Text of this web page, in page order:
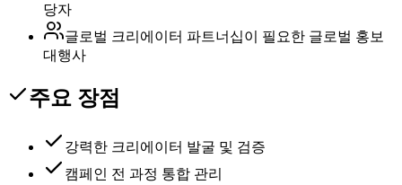
당자
글로벌 크리에이터 파트너십이 필요한 글로벌 홍보
대행사
주요 장점
강력한 크리에이터 발굴 및 검증
캠페인 전 과정 통합 관리